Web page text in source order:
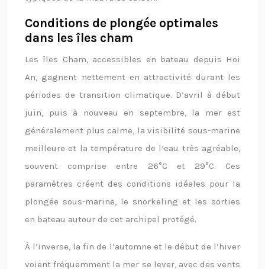
Conditions de plongée optimales
dans les îles cham
Les îles Cham, accessibles en bateau depuis Hoi
An, gagnent nettement en attractivité durant les
périodes de transition climatique. D’avril à début
juin, puis à nouveau en septembre, la mer est
généralement plus calme, la visibilité sous-marine
meilleure et la température de l’eau très agréable,
souvent comprise entre 26°C et 29°C. Ces
paramètres créent des conditions idéales pour la
plongée sous-marine, le snorkeling et les sorties
en bateau autour de cet archipel protégé.
À l’inverse, la fin de l’automne et le début de l’hiver
voient fréquemment la mer se lever, avec des vents